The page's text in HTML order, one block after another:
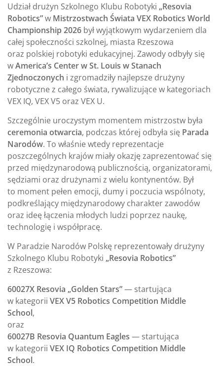
Udział drużyn Szkolnego Klubu Robotyki „Resovia
Robotics”w Mistrzostwach Świata VEX Robotics World
Championship 2026 był wyjątkowym wydarzeniem dla
całej społeczności szkolnej, miasta Rzeszowa
oraz polskiej robotyki edukacyjnej. Zawody odbyły się
wAmerica’s Center w St. Louis w Stanach
Zjednoczonych i zgromadziły najlepsze drużyny
robotyczne z całego świata, rywalizujące w kategoriach
VEX IQ, VEX V5 oraz VEX U.
Szczególnie uroczystym momentem mistrzostw była
ceremonia otwarcia, podczas której odbyła się Parada
Narodów. To właśnie wtedy reprezentacje
poszczególnych krajów miały okazję zaprezentować się
przed międzynarodową publicznością, organizatorami,
sędziami oraz drużynami z wielu kontynentów. Był
to moment pełen emocji, dumy i poczucia wspólnoty,
podkreślający międzynarodowy charakter zawodów
oraz ideę łączenia młodych ludzi poprzez naukę,
technologię i współpracę.
W Paradzie Narodów Polskę reprezentowały drużyny
Szkolnego Klubu Robotyki „Resovia Robotics”
z Rzeszowa:
60027X Resovia „Golden Stars”— startująca
w kategorii VEX V5 Robotics Competition Middle
School,
oraz
60027B Resovia Quantum Eagles — startująca
w kategorii VEX IQ Robotics Competition Middle
School.